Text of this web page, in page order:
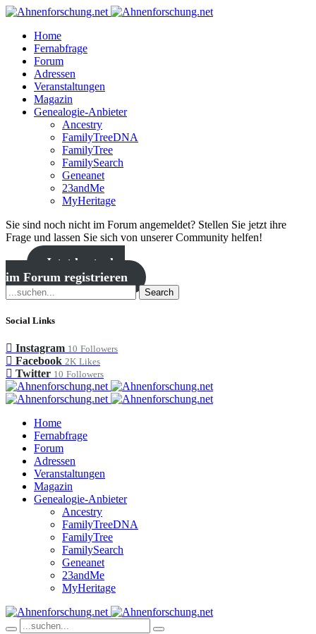
Home
Fernabfrage
Forum
Adressen
Veranstaltungen
Magazin
Genealogie-Anbieter
Ancestry
FamilyTreeDNA
FamilyTree
FamilySearch
Geneanet
23andMe
MyHeritage
Sie sind noch nicht im Forum angemeldet? Stellen Sie jetzt ihre
Frage und lassen Sie sich von unserer Community helfen!
Jetzt kostenlos
im Forum registrieren
Search
Social Links
Instagram 10 Followers
Facebook 2K Likes
Twitter 10 Followers
Home
Fernabfrage
Forum
Adressen
Veranstaltungen
Magazin
Genealogie-Anbieter
Ancestry
FamilyTreeDNA
FamilyTree
FamilySearch
Geneanet
23andMe
MyHeritage